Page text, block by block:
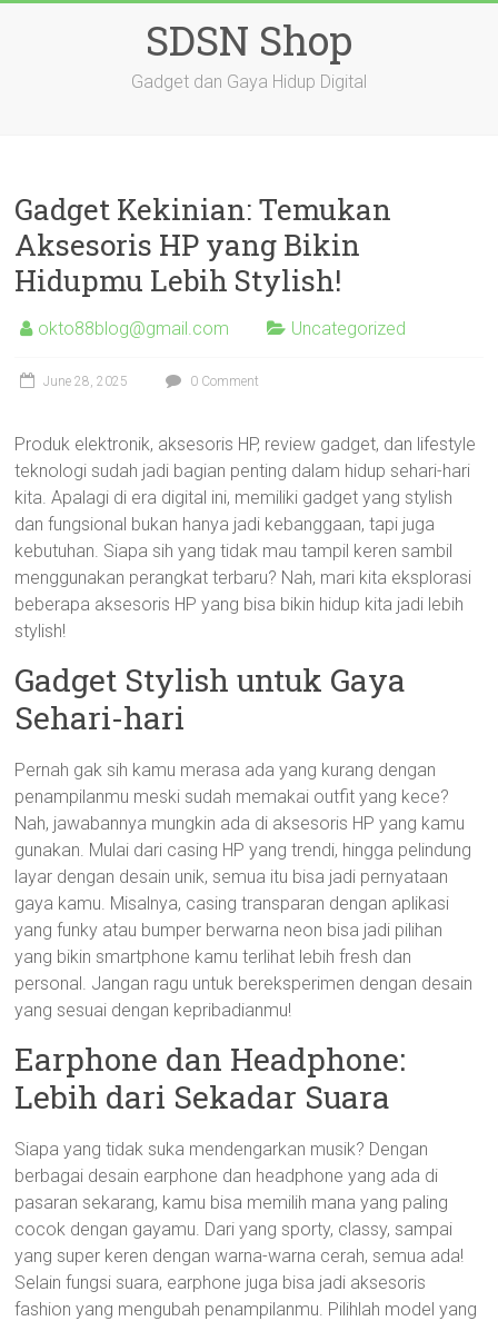
SDSN Shop
Gadget dan Gaya Hidup Digital
Gadget Kekinian: Temukan
Aksesoris HP yang Bikin
Hidupmu Lebih Stylish!
okto88blog@gmail.com Uncategorized
June 28, 2025 0 Comment
Produk elektronik, aksesoris HP, review gadget, dan lifestyle
teknologi sudah jadi bagian penting dalam hidup sehari-hari
kita. Apalagi di era digital ini, memiliki gadget yang stylish
dan fungsional bukan hanya jadi kebanggaan, tapi juga
kebutuhan. Siapa sih yang tidak mau tampil keren sambil
menggunakan perangkat terbaru? Nah, mari kita eksplorasi
beberapa aksesoris HP yang bisa bikin hidup kita jadi lebih
stylish!
Gadget Stylish untuk Gaya
Sehari-hari
Pernah gak sih kamu merasa ada yang kurang dengan
penampilanmu meski sudah memakai outfit yang kece?
Nah, jawabannya mungkin ada di aksesoris HP yang kamu
gunakan. Mulai dari casing HP yang trendi, hingga pelindung
layar dengan desain unik, semua itu bisa jadi pernyataan
gaya kamu. Misalnya, casing transparan dengan aplikasi
yang funky atau bumper berwarna neon bisa jadi pilihan
yang bikin smartphone kamu terlihat lebih fresh dan
personal. Jangan ragu untuk bereksperimen dengan desain
yang sesuai dengan kepribadianmu!
Earphone dan Headphone:
Lebih dari Sekadar Suara
Siapa yang tidak suka mendengarkan musik? Dengan
berbagai desain earphone dan headphone yang ada di
pasaran sekarang, kamu bisa memilih mana yang paling
cocok dengan gayamu. Dari yang sporty, classy, sampai
yang super keren dengan warna-warna cerah, semua ada!
Selain fungsi suara, earphone juga bisa jadi aksesoris
fashion yang mengubah penampilanmu. Pilihlah model yang